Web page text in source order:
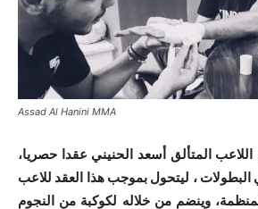
Assad Al Hanini MMA
المتألق أسعد الحنيني عقدا حصريا،
، ليتحول بموجب هذا العقد للاعب
وينضم من خلاله لكوكبة من النجوم